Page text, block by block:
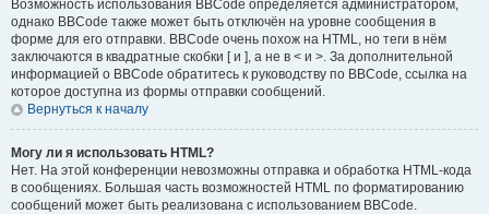
Возможность использования BBCode определяется администратором,
однако BBCode также может быть отключён на уровне сообщения в
форме для его отправки. BBCode очень похож на HTML, но теги в нём
заключаются в квадратные скобки [ и ], а не в < и >. За дополнительной
информацией о BBCode обратитесь к руководству по BBCode, ссылка на
которое доступна из формы отправки сообщений.
Вернуться к началу
Могу ли я использовать HTML?
Нет. На этой конференции невозможны отправка и обработка HTML-кода
в сообщениях. Большая часть возможностей HTML по форматированию
сообщений может быть реализована с использованием BBCode.